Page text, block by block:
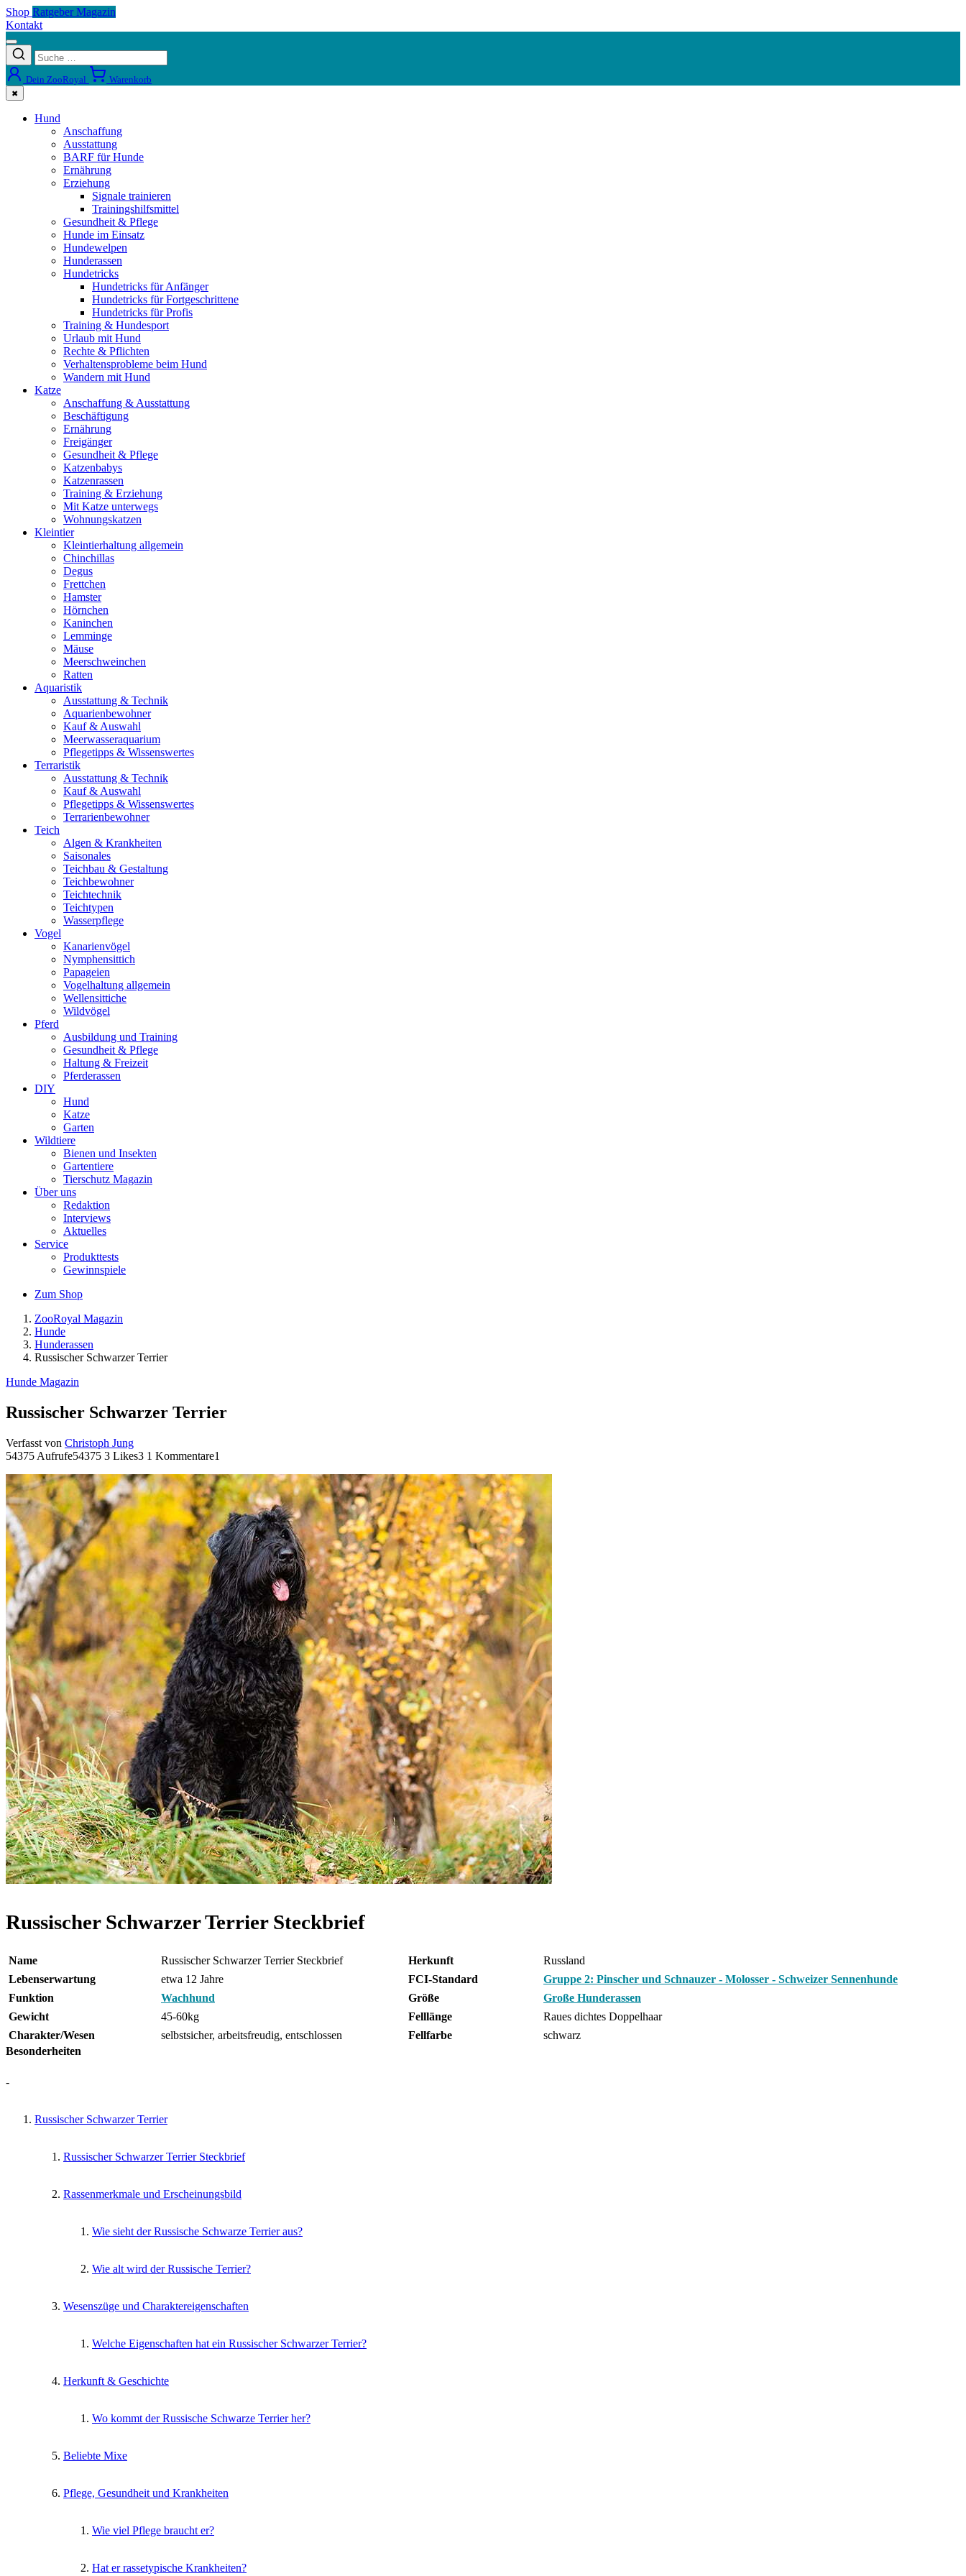
Shop Ratgeber Magazin
Kontakt
Dein ZooRoyal Warenkorb
✖
Hund
Anschaffung
Ausstattung
BARF für Hunde
Ernährung
Erziehung
Signale trainieren
Trainingshilfsmittel
Gesundheit & Pflege
Hunde im Einsatz
Hundewelpen
Hunderassen
Hundetricks
Hundetricks für Anfänger
Hundetricks für Fortgeschrittene
Hundetricks für Profis
Training & Hundesport
Urlaub mit Hund
Rechte & Pflichten
Verhaltensprobleme beim Hund
Wandern mit Hund
Katze
Anschaffung & Ausstattung
Beschäftigung
Ernährung
Freigänger
Gesundheit & Pflege
Katzenbabys
Katzenrassen
Training & Erziehung
Mit Katze unterwegs
Wohnungskatzen
Kleintier
Kleintierhaltung allgemein
Chinchillas
Degus
Frettchen
Hamster
Hörnchen
Kaninchen
Lemminge
Mäuse
Meerschweinchen
Ratten
Aquaristik
Ausstattung & Technik
Aquarienbewohner
Kauf & Auswahl
Meerwasseraquarium
Pflegetipps & Wissenswertes
Terraristik
Ausstattung & Technik
Kauf & Auswahl
Pflegetipps & Wissenswertes
Terrarienbewohner
Teich
Algen & Krankheiten
Saisonales
Teichbau & Gestaltung
Teichbewohner
Teichtechnik
Teichtypen
Wasserpflege
Vogel
Kanarienvögel
Nymphensittich
Papageien
Vogelhaltung allgemein
Wellensittiche
Wildvögel
Pferd
Ausbildung und Training
Gesundheit & Pflege
Haltung & Freizeit
Pferderassen
DIY
Hund
Katze
Garten
Wildtiere
Bienen und Insekten
Gartentiere
Tierschutz Magazin
Über uns
Redaktion
Interviews
Aktuelles
Service
Produkttests
Gewinnspiele
Zum Shop
ZooRoyal Magazin
Hunde
Hunderassen
Russischer Schwarzer Terrier
Hunde Magazin
Russischer Schwarzer Terrier
Verfasst von Christoph Jung
54375 Aufrufe54375 3 Likes3 1 Kommentare1
Russischer Schwarzer Terrier Steckbrief
Name Russischer Schwarzer Terrier Steckbrief Herkunft
Russland
Lebenserwartung
etwa 12 Jahre FCI-Standard
Gruppe 2: Pinscher und Schnauzer - Molosser - Schweizer Sennenhunde
Funktion
Wachhund Größe
Große Hunderassen
Gewicht
45-60kg Felllänge
Raues dichtes Doppelhaar
Charakter/Wesen
selbstsicher, arbeitsfreudig, entschlossen Fellfarbe
schwarz
Besonderheiten
-
Russischer Schwarzer Terrier
Russischer Schwarzer Terrier Steckbrief
Rassenmerkmale und Erscheinungsbild
Wie sieht der Russische Schwarze Terrier aus?
Wie alt wird der Russische Terrier?
Wesenszüge und Charaktereigenschaften
Welche Eigenschaften hat ein Russischer Schwarzer Terrier?
Herkunft & Geschichte
Wo kommt der Russische Schwarze Terrier her?
Beliebte Mixe
Pflege, Gesundheit und Krankheiten
Wie viel Pflege braucht er?
Hat er rassetypische Krankheiten?